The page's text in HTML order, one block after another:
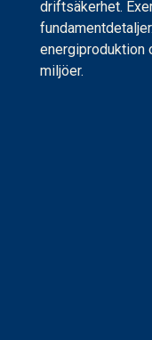
driftsäkerhet.
energiproduktion
miljöer.